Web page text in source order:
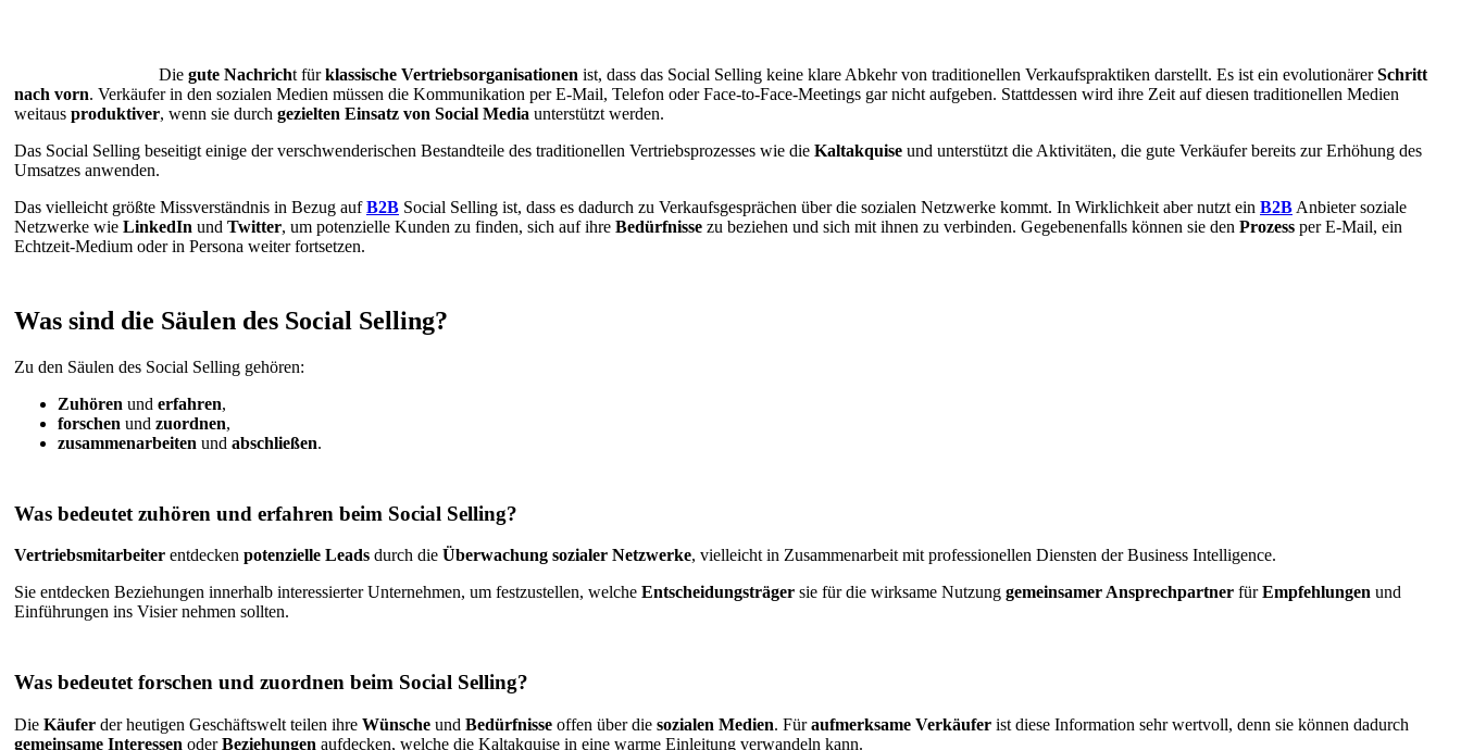
Die gute Nachricht fürklassische Vertriebsorganisationen ist, dass das Social Selling keine klare Abkehr von traditionellen Verkaufspraktiken darstellt. Es ist ein evolutionärerSchritt
nach vorn. Verkäufer in den sozialen Medien müssen die Kommunikation per E-Mail, Telefon oder Face-to-Face-Meetings gar nicht aufgeben. Stattdessen wird ihre Zeit auf diesen traditionellen Medien
weitaus produktiver, wenn sie durch gezielten Einsatz von Social Media unterstützt werden.
Das Social Selling beseitigt einige der verschwenderischen Bestandteile des traditionellen Vertriebsprozesses wie die Kaltakquise und unterstützt die Aktivitäten, die gute Verkäufer bereits zur Erhöhung des
Umsatzes anwenden.
Das vielleicht größte Missverständnis in Bezug aufB2B Social Selling ist, dass es dadurch zu Verkaufsgesprächen über die sozialen Netzwerke kommt. In Wirklichkeit aber nutzt ein B2B Anbieter soziale
Netzwerke wie LinkedIn und Twitter, um potenzielle Kunden zu finden, sich auf ihre Bedürfnisse zu beziehen und sich mit ihnen zu verbinden. Gegebenenfalls können sie den Prozess per E-Mail, ein
Echtzeit-Medium oder in Persona weiter fortsetzen.
Was sind die Säulen des Social Selling?
Zu den Säulen des Social Selling gehören:
Zuhören und erfahren,
forschen und zuordnen,
zusammenarbeiten und abschließen.
Was bedeutet zuhören und erfahren beim Social Selling?
Vertriebsmitarbeiter entdecken potenzielle Leads durch die Überwachung sozialer Netzwerke, vielleicht in Zusammenarbeit mit professionellen Diensten der Business Intelligence.
Sie entdecken Beziehungen innerhalb interessierter Unternehmen, um festzustellen, welche Entscheidungsträger sie für die wirksame Nutzung gemeinsamer Ansprechpartner fürEmpfehlungen und
Einführungen ins Visier nehmen sollten.
Was bedeutet forschen und zuordnen beim Social Selling?
Die Käufer der heutigen Geschäftswelt teilen ihre Wünsche und Bedürfnisse offen über die sozialen Medien. Füraufmerksame Verkäufer ist diese Information sehr wertvoll, denn sie können dadurch
gemeinsame Interessen oderBeziehungen aufdecken, welche die Kaltakquise in eine warme Einleitung verwandeln kann.